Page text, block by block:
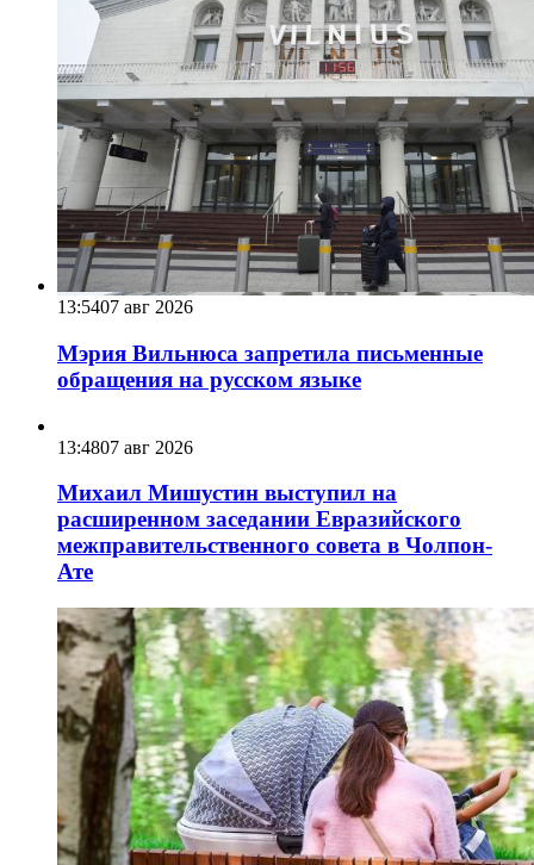
13:5407 авг 2026
Мэрия Вильнюса запретила письменные
обращения на русском языке
13:4807 авг 2026
Михаил Мишустин выступил на
расширенном заседании Евразийского
межправительственного совета в Чолпон-
Ате